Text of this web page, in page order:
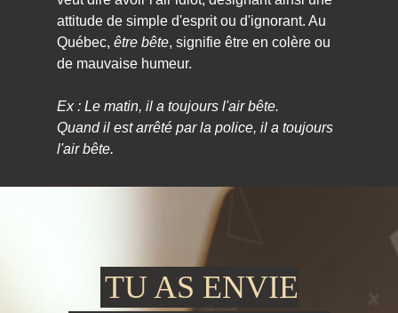
attitude de simple d'esprit ou d'ignorant. Au
Québec, être bête, signifie être en colère ou
de mauvaise humeur.
Ex : Le matin, il a toujours l'air bête.
Quand il est arrêté par la police, il a toujours
l'air bête.
TU AS ENVIE